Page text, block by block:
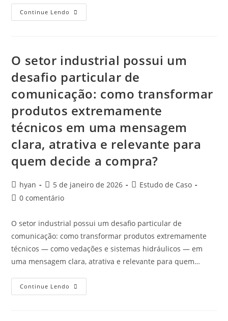
Continue Lendo
O setor industrial possui um
desafio particular de
comunicação: como transformar
produtos extremamente
técnicos em uma mensagem
clara, atrativa e relevante para
quem decide a compra?
hyan 5 de janeiro de 2026
Estudo de Caso
0 comentário
O setor industrial possui um desafio particular de
comunicação: como transformar produtos extremamente
técnicos — como vedações e sistemas hidráulicos — em
uma mensagem clara, atrativa e relevante para quem…
Continue Lendo